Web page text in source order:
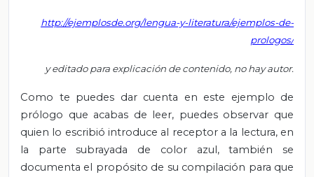
http://ejemplosde.org/lengua-y-literatura/ejemplos-de-
prologos/
y editado para explicación de contenido, no hay autor.
Como te puedes dar cuenta en este ejemplo de
prólogo que acabas de leer, puedes observar que
quien lo escribió introduce al receptor a la lectura, en
la parte subrayada de color azul, también se
documenta el propósito de su compilación para que